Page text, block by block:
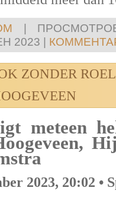
|
2023 |
ZONDER
meteen
2023, 20:02 •